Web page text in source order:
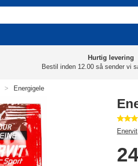
Hurtig levering
Bestil inden 12.00 så sender vi
> Energigele
Enervit